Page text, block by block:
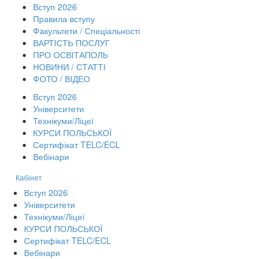
Вступ 2026
Правила вступу
Факультети / Спеціальності
ВАРТІСТЬ ПОСЛУГ
ПРО ОСВІТАПОЛЬ
НОВИНИ / СТАТТІ
ФОТО / ВІДЕО
Вступ 2026
Університети
Технікуми/Ліцеї
КУРСИ ПОЛЬСЬКОЇ
Сертифікат TELC/ECL
Вебінари
Кабінет
Вступ 2026
Університети
Технікуми/Ліцеї
КУРСИ ПОЛЬСЬКОЇ
Сертифікат TELC/ECL
Вебінари